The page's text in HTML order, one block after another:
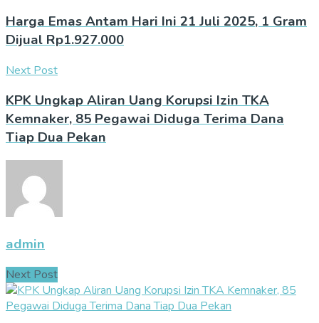
Harga Emas Antam Hari Ini 21 Juli 2025, 1 Gram
Dijual Rp1.927.000
Next Post
KPK Ungkap Aliran Uang Korupsi Izin TKA
Kemnaker, 85 Pegawai Diduga Terima Dana
Tiap Dua Pekan
admin
Next Post